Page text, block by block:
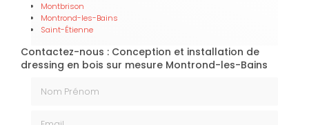
Montbrison
Montrond-les-Bains
Saint-Étienne
Contactez-nous : Conception et installation de
dressing en bois sur mesure Montrond-les-Bains